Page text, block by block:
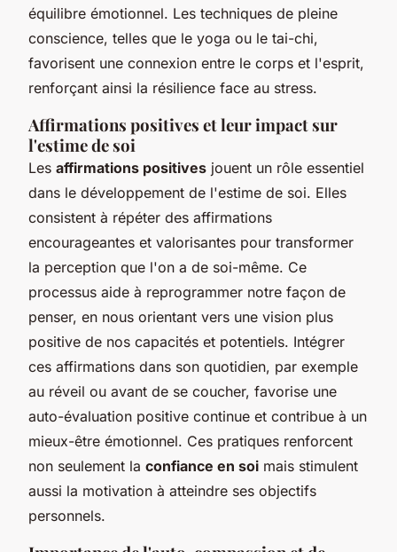
équilibre émotionnel. Les techniques de pleine
conscience, telles que le yoga ou le tai-chi,
favorisent une connexion entre le corps et l'esprit,
renforçant ainsi la résilience face au stress.
Affirmations positives et leur impact sur
l'estime de soi
Les affirmations positives jouent un rôle essentiel
dans le développement de l'estime de soi. Elles
consistent à répéter des affirmations
encourageantes et valorisantes pour transformer
la perception que l'on a de soi-même. Ce
processus aide à reprogrammer notre façon de
penser, en nous orientant vers une vision plus
positive de nos capacités et potentiels. Intégrer
ces affirmations dans son quotidien, par exemple
au réveil ou avant de se coucher, favorise une
auto-évaluation positive continue et contribue à un
mieux-être émotionnel. Ces pratiques renforcent
non seulement la confiance en soi mais stimulent
aussi la motivation à atteindre ses objectifs
personnels.